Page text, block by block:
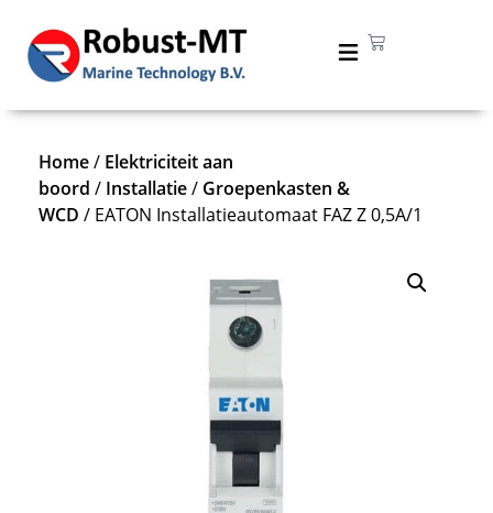
Home/ Elektriciteit aan
boord / Installatie/ Groepenkasten &
WCD / EATON Installatieautomaat FAZ Z 0,5A/1